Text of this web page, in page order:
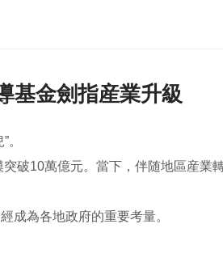
基金劍指産業升級
。
破10萬億元。當下，伴随地區産業
成為各地政府的重要考量。